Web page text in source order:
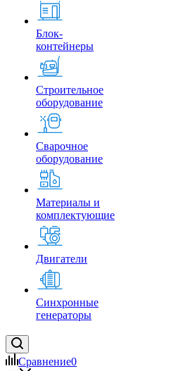
Блок-
контейнеры
Строительное
оборудование
Сварочное
оборудование
Материалы и
комплектующие
Двигатели
Синхронные
генераторы
Сравнение0